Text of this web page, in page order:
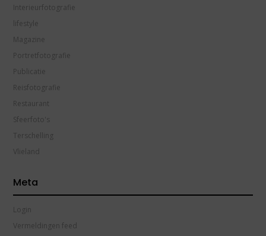
Interieurfotografie
lifestyle
Magazine
Portretfotografie
Publicatie
Reisfotografie
Restaurant
Sfeerfoto's
Terschelling
Vlieland
Meta
Login
Vermeldingen feed